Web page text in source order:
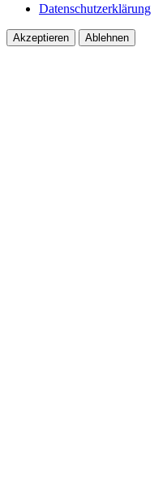
Datenschutzerklärung
Akzeptieren Ablehnen